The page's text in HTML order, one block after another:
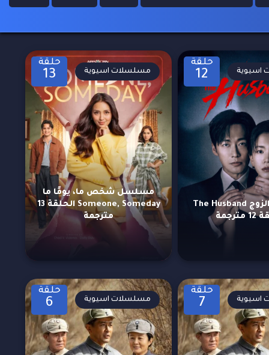
حلقة
12
مسلسل الزوج The Husband
اسيوية
حلقة
13
مسلسل شخص ما، يومًا ما
Someone, Someday الحلقة 13
مترجمة
مسلسلات اسيوية
حلقة
7 اسيوية
حلقة
6 مسلسلات اسيوية